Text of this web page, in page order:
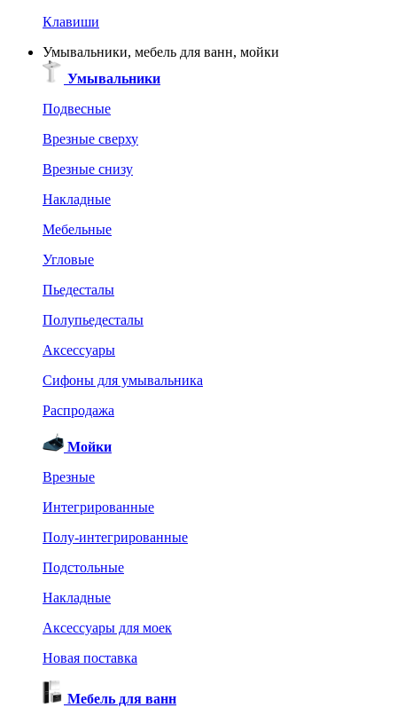
Клавиши
Умывальники, мебель для ванн, мойки
Умывальники
Подвесные
Врезные сверху
Врезные снизу
Накладные
Мебельные
Угловые
Пьедесталы
Полупьедесталы
Аксессуары
Сифоны для умывальника
Распродажа
Мойки
Врезные
Интегрированные
Полу-интегрированные
Подстольные
Накладные
Аксессуары для моек
Новая поставка
Мебель для ванн